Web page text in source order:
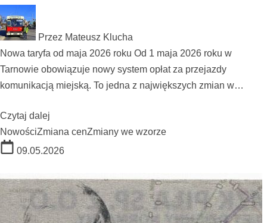
Przez Mateusz Klucha
Nowa taryfa od maja 2026 roku Od 1 maja 2026 roku w
Tarnowie obowiązuje nowy system opłat za przejazdy
komunikacją miejską. To jedna z największych zmian w…
Czytaj dalej
NowościZmiana cenZmiany we wzorze
09.05.2026